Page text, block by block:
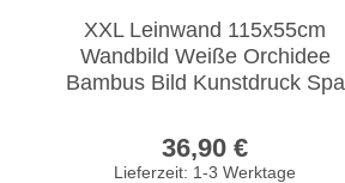
XXL Leinwand 115x55cm
Wandbild Weiße Orchidee
Bambus Bild Kunstdruck Spa
36,90 €
Lieferzeit: 1-3 Werktage